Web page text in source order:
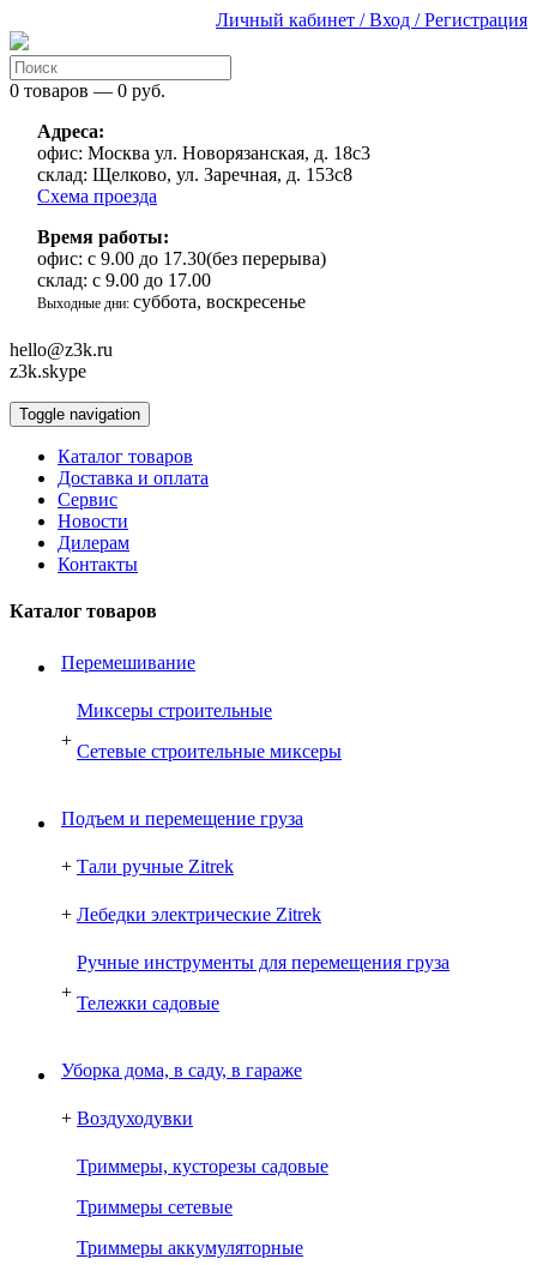
Личный кабинет / Вход / Регистрация
0 товаров — 0 руб.
Адреса:
офис: Москва ул. Новорязанская, д. 18с3
склад: Щелково, ул. Заречная, д. 153с8
Схема проезда
Время работы:
офис: с 9.00 до 17.30(без перерыва)
склад: с 9.00 до 17.00
Выходные дни: суббота, воскресенье
hello@z3k.ru
z3k.skype
Toggle navigation
Каталог товаров
Доставка и оплата
Сервис
Новости
Дилерам
Контакты
Каталог товаров
Перемешивание
+
Миксеры строительные
Сетевые строительные миксеры
Подъем и перемещение груза
+ Тали ручные Zitrek
+ Лебедки электрические Zitrek
+
Ручные инструменты для перемещения груза
Тележки садовые
Уборка дома, в саду, в гараже
+ Воздуходувки
Триммеры, кусторезы садовые
Триммеры сетевые
Триммеры аккумуляторные